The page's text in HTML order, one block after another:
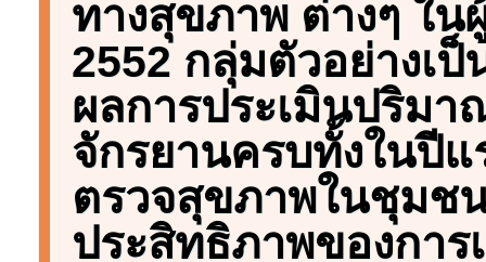
ทางสุขภาพ ต่างๆ ใน
2552 กลุ่มตัวอย่างเ
ผลการประเมินปริม
จักรยานครบทั้งในปี
ตรวจสุขภาพในชุมช
ประสิทธิภาพของกา